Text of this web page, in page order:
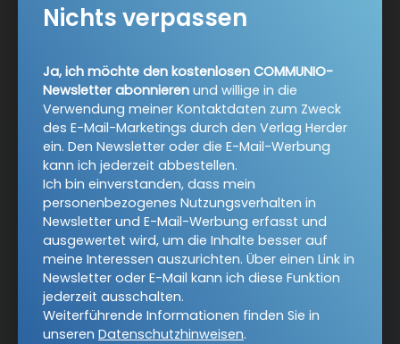
Jetzt anmelden
AGB und Widerrufsbelehrung
Barrierefreiheit
Impressum
Vertrag widerrufen
Abo online kündigen
Nichts verpassen
Ja, ich möchte den kostenlosen COMMUNIO-
Newsletter abonnieren und willige in die
Verwendung meiner Kontaktdaten zum Zweck
des E-Mail-Marketings durch den Verlag Herder
ein. Den Newsletter oder die E-Mail-Werbung
kann ich jederzeit abbestellen.
Ich bin einverstanden, dass mein
personenbezogenes Nutzungsverhalten in
Newsletter und E-Mail-Werbung erfasst und
ausgewertet wird, um die Inhalte besser auf
meine Interessen auszurichten. Über einen Link in
Newsletter oder E-Mail kann ich diese Funktion
jederzeit ausschalten.
Weiterführende Informationen finden Sie in
unseren Datenschutzhinweisen.